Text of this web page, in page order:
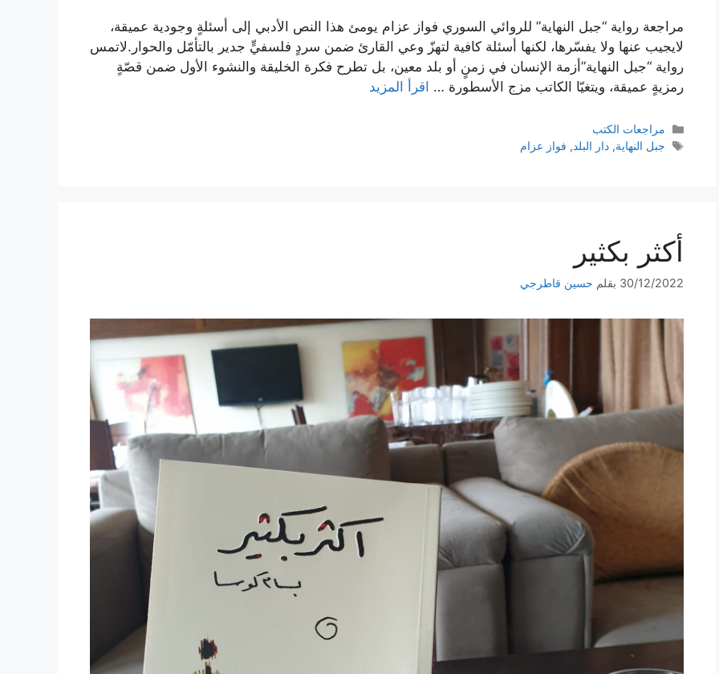
مراجعة رواية “جبل النهاية” للروائي السوري فواز عزام يومئ هذا النص الأدبي إلى أسئلةٍ وجودية عميقة،
لايجيب عنها ولا يفسّرها، لكنها أسئلة كافية لتهزّ وعي القارئ ضمن سردٍ فلسفيٍّ جدير بالتأمّل والحوار.لاتمس
رواية “جبل النهاية”أزمة الإنسان في زمنٍ أو بلد معين، بل تطرح فكرة الخليقة والنشوء الأول ضمن قصّةٍ
رمزيةٍ عميقة، ويتغيّا الكاتب مزج الأسطورة … اقرأ المزيد
التصنيفات
مراجعات الكتب
الوسوم
جبل النهاية,دار البلد, فواز عزام
أكثر بكثير
30/12/2022 بقلم حسين قاطرجي